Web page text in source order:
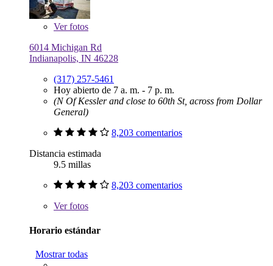
Verfotos
6014 Michigan Rd
Indianapolis, IN 46228
(317) 257-5461
Hoy abierto de 7 a. m. - 7 p. m.
(N Of Kessler and close to 60th St, across from Dollar
General)
8,203 comentarios
Distancia estimada
9.5 millas
8,203 comentarios
Verfotos
Horario estándar
Mostrar todas